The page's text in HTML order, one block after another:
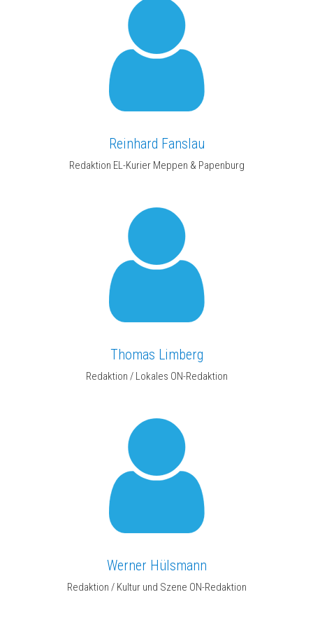
Reinhard Fanslau
Redaktion EL-Kurier Meppen & Papenburg
Thomas Limberg
Redaktion / Lokales ON-Redaktion
Werner Hülsmann
Redaktion / Kultur und Szene ON-Redaktion